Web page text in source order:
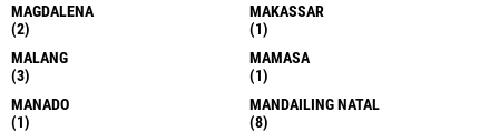
MAGDALENA
(2)
MAKASSAR
(1)
MALANG
(3)
MAMASA
(1)
MANADO
(1)
MANDAILING NATAL
(8)